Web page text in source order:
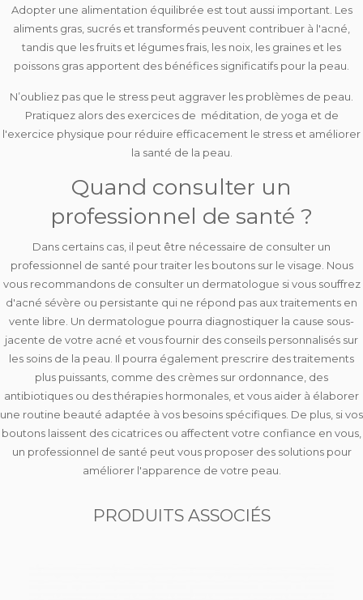
Adopter une alimentation équilibrée est tout aussi important. Les
aliments gras, sucrés et transformés peuvent contribuer à l'acné,
tandis que les fruits et légumes frais, les noix, les graines et les
poissons gras apportent des bénéfices significatifs pour la peau.
N’oubliez pas que le stress peut aggraver les problèmes de peau
Pratiquez alors des exercices de méditation, de yoga et de
l'exercice physique pour réduire efficacement le stress et améliorer
la santé de la peau.
Quand consulter un
professionnel de santé ?
Dans certains cas, il peut être nécessaire de consulter un
professionnel de santé pour traiter les boutons sur le visage. Nous
vous recommandons de consulter un dermatologue si vous souffrez
d'acné sévère ou persistante qui ne répond pas aux traitements en
vente libre. Un dermatologue pourra diagnostiquer la cause sous-
jacente de votre acné et vousfournir des conseils personnalisés sur
les soins de la peau. Il pourra également prescrire des traitements
plus puissants , comme des crèmes sur ordonnance, des
antibiotiques ou des thérapies hormonales, et vous aider à élaborer
une routine beauté adaptée à vos besoins spécifiques . De plus, si vos
boutons laissent des cicatrices ou affectent votre confiance en vous,
un professionnel de santé peut vous proposer des solutions pour
améliorer l'apparence de votre peau
PRODUITS ASSOCIÉS